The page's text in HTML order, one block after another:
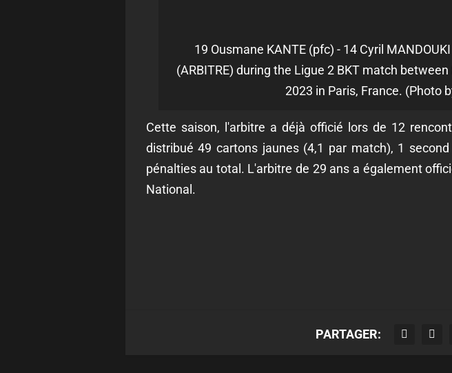
19 Ousmane KANTE (pfc) - 14 Cyril
(ARBITRE) during the Ligue 2 BKT match
2023 in Paris, France. (Photo
Cette saison, l'arbitre a déjà officié lors de 12
distribué 49 cartons jaunes (4,1 par match), 1
pénalties au total. L'arbitre de 29 ans a également
National.
PARTAGER: